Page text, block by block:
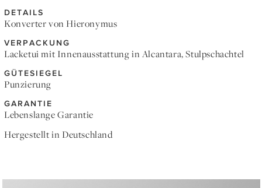
DETAILS
Konverter von Hieronymus
VERPACKUNG
Lacketui mit Innenausstattung in Alcantara, Stulpschachtel
GÜTESIEGEL
Punzierung
GARANTIE
Lebenslange Garantie
Hergestellt in Deutschland